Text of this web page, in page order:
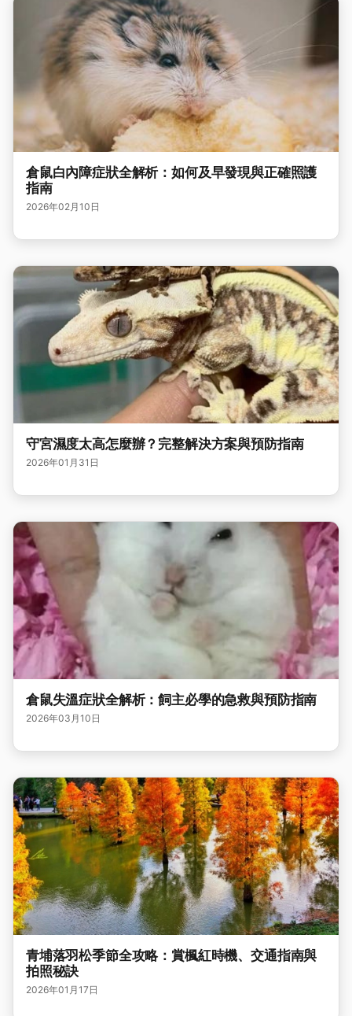
倉鼠白內障症狀全解析：如何及早發現與正確照護
指南
2026年02月10日
守宮濕度太高怎麼辦？完整解決方案與預防指南
2026年01月31日
倉鼠失溫症狀全解析：飼主必學的急救與預防指南
2026年03月10日
青埔落羽松季節全攻略：賞楓紅時機、交通指南與
拍照秘訣
2026年01月17日